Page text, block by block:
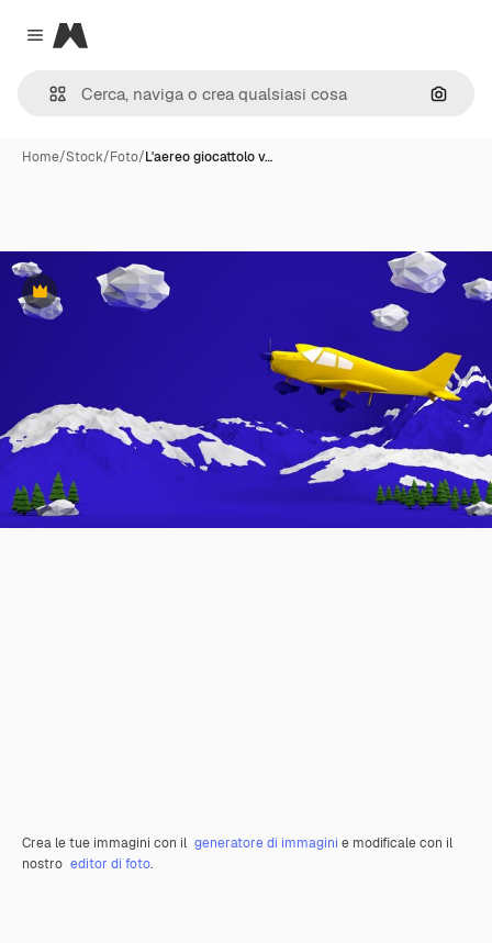
Close menu
Magnific
Cerca
Home/Stock/Foto/L'aereo giocattolo v…
Premium
Crea le tue immagini con il generatore di immagini e modificale con il
nostro editor di foto.